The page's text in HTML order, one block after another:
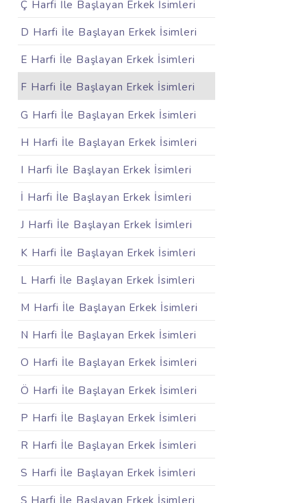
Ç Harfi İle Başlayan Erkek İsimleri
D Harfi İle Başlayan Erkek İsimleri
E Harfi İle Başlayan Erkek İsimleri
F Harfi İle Başlayan Erkek İsimleri
G Harfi İle Başlayan Erkek İsimleri
H Harfi İle Başlayan Erkek İsimleri
I Harfi İle Başlayan Erkek İsimleri
İ Harfi İle Başlayan Erkek İsimleri
J Harfi İle Başlayan Erkek İsimleri
K Harfi İle Başlayan Erkek İsimleri
L Harfi İle Başlayan Erkek İsimleri
M Harfi İle Başlayan Erkek İsimleri
N Harfi İle Başlayan Erkek İsimleri
O Harfi İle Başlayan Erkek İsimleri
Ö Harfi İle Başlayan Erkek İsimleri
P Harfi İle Başlayan Erkek İsimleri
R Harfi İle Başlayan Erkek İsimleri
S Harfi İle Başlayan Erkek İsimleri